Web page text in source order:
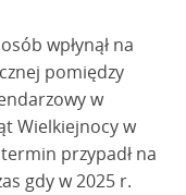
wpłynął na
pomiędzy
w
Wielkiejnocy w
przypadł na
gdy w 2025 r.